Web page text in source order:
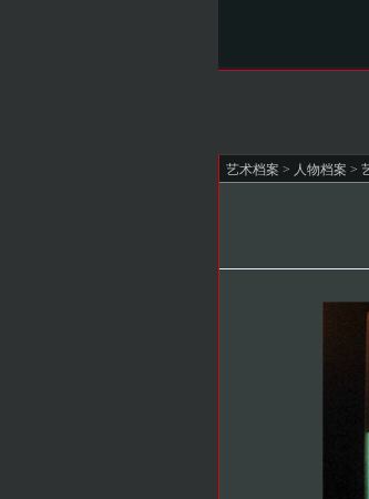
艺术档案 > 人物档案 >